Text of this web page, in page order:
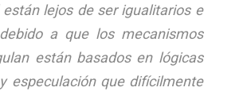
lejos de ser igualitarios e
a que los mecanismos
están basados en lógicas
especulación que difícilmente